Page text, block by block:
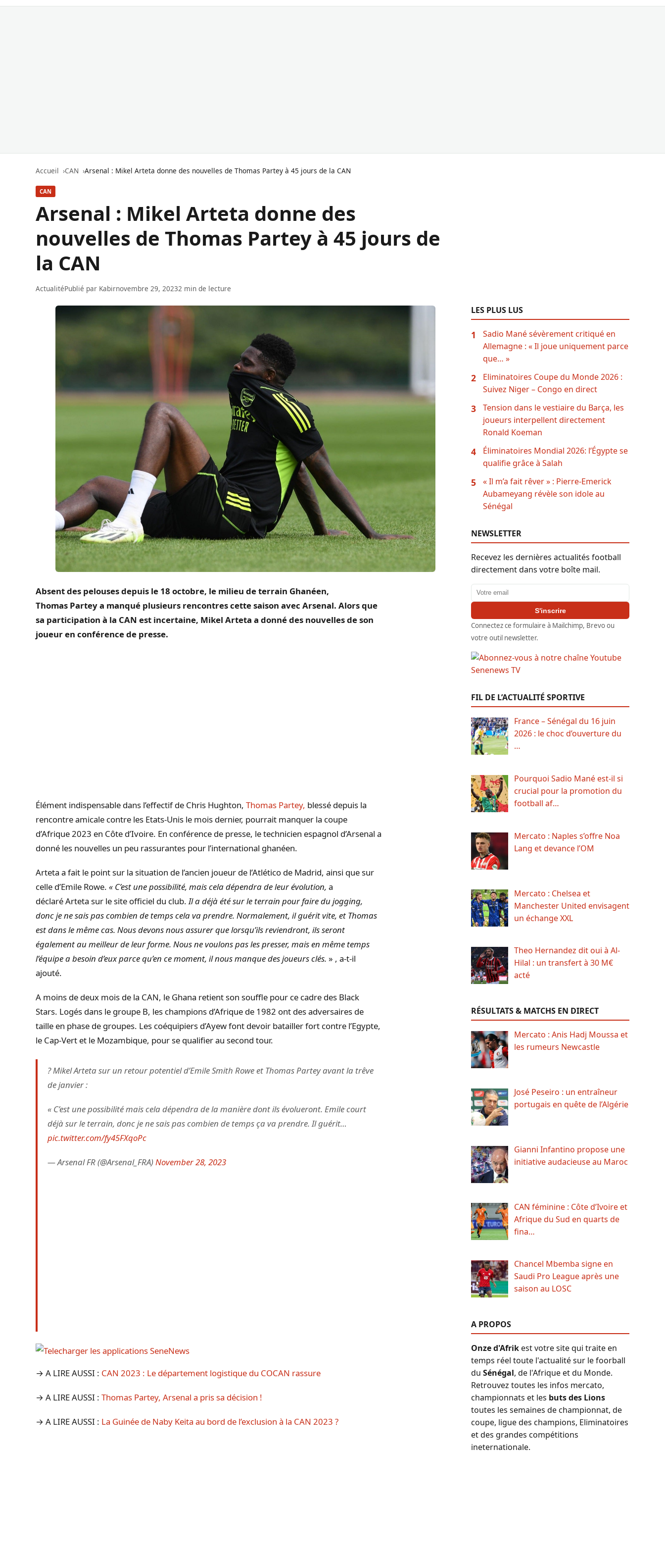
Accueil CAN Arsenal : Mikel Arteta donne des nouvelles de Thomas Partey à 45 jours de la CAN
CAN
Arsenal : Mikel Arteta donne des
nouvelles de Thomas Partey à 45 jours de
la CAN
ActualitéPublié par Kabirnovembre 29, 20232 min de lecture
Absent des pelouses depuis le 18 octobre, le milieu de terrain Ghanéen,
Thomas Parteya manqué plusieurs rencontres cette saison avec Arsenal. Alors que
sa participation à la CAN est incertaine, Mikel Arteta a donné des nouvelles de son
joueur en conférence de presse.
Élément indispensable dans l’effectif de Chris Hughton, Thomas Partey, blessé depuis la
rencontre amicale contre les Etats-Unis le mois dernier, pourrait manquer la coupe
d’Afrique 2023 en Côte d’Ivoire. En conférence de presse, le technicien espagnol d’Arsenal a
donné les nouvelles un peu rassurantes pour l’international ghanéen.
Arteta a fait le point sur la situation de l’ancien joueur de l’Atlético de Madrid, ainsi que sur
celle d’Emile Rowe. « C’est une possibilité, mais cela dépendra de leur évolution, a
déclaréArteta sur le site officiel du club.Il a déjà été sur le terrain pour faire du jogging,
donc je ne sais pas combien de temps cela va prendre. Normalement, il guérit vite, et Thomas
est dans le même cas. Nous devons nous assurer que lorsqu’ils reviendront, ils seront
également au meilleur de leur forme. Nous ne voulons pas les presser, mais en même temps
l’équipe a besoin d’eux parce qu’en ce moment, il nous manque des joueursclés. » , a-t-il
ajouté.
A moins de deux mois de la CAN, le Ghana retient son souffle pour ce cadre des Black
Stars. Logés dans le groupe B, les champions d’Afrique de 1982 ont des adversaires de
taille en phase de groupes. Les coéquipiers d’Ayewfont devoir batailler fort contre l’Egypte,
le Cap-Vert et le Mozambique, pour se qualifier au second tour.
?️ Mikel Arteta sur un retour potentiel d’Emile Smith Rowe et Thomas Partey avant la trêve
de janvier :
« C’est une possibilité mais cela dépendra de la manière dont ils évolueront. Emile court
déjà sur le terrain, donc je ne sais pas combien de temps ça va prendre. Il guérit…
pic.twitter.com/fy45FXqoPc
— Arsenal FR (@Arsenal_FRA)November 28, 2023
→ A LIRE AUSSI : CAN 2023 : Le département logistique du COCAN rassure
→ A LIRE AUSSI : Thomas Partey, Arsenal a pris sa décision !
→ A LIRE AUSSI : La Guinée de Naby Keita au bord de l’exclusion à la CAN 2023 ?
LES PLUS LUS
1
Sadio Mané sévèrement critiqué en
Allemagne : « Il joue uniquement parce
que… »
2
Eliminatoires Coupe du Monde 2026 :
Suivez Niger – Congo en direct
3
Tension dans le vestiaire du Barça, les
joueurs interpellent directement
Ronald Koeman
4
Éliminatoires Mondial 2026: l’Égypte se
qualifie grâce à Salah
5
« Il m’a fait rêver » : Pierre-Emerick
Aubameyang révèle son idole au
Sénégal
NEWSLETTER
Recevez les dernières actualités football
directement dans votre boîte mail.
Adresse email
S'inscrire
Connectez ce formulaire à Mailchimp, Brevo ou
votre outil newsletter.
FIL DE L’ACTUALITÉ SPORTIVE
France – Sénégal du 16 juin
2026 : le choc d’ouverture du
…
Pourquoi Sadio Mané est-il si
crucial pour la promotion du
football af…
Mercato : Naples s’offre Noa
Lang et devance l’OM
Mercato : Chelsea et
Manchester United envisagent
un échange XXL
Theo Hernandez dit oui à Al-
Hilal : un transfert à 30 M€
acté
RÉSULTATS & MATCHS EN DIRECT
Mercato : Anis Hadj Moussa et
les rumeurs Newcastle
José Peseiro : un entraîneur
portugais en quête de l’Algérie
Gianni Infantino propose une
initiative audacieuse au Maroc
CAN féminine : Côte d’Ivoire et
Afrique du Sud en quarts de
fina…
Chancel Mbemba signe en
Saudi Pro League après une
saison au LOSC
A PROPOS
Onze d'Afrikest votre site qui traite en
temps réel toute l'actualité sur le foorball
du Sénégal, de l'Afrique et du Monde.
Retrouvez toutes les infos mercato,
championnats et les buts des Lions
toutes les semaines de championnat, de
coupe, ligue des champions, Eliminatoires
et des grandes compétitions
ineternationale.